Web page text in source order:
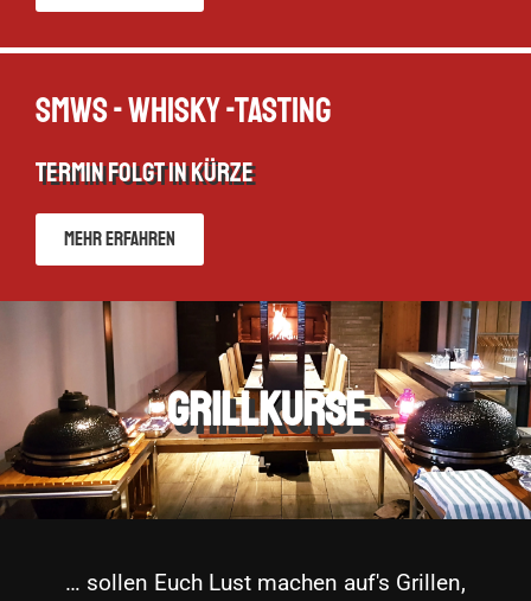
SMWS - Whisky -Tasting
Termin folgt in Kürze
Mehr erfahren
Grillkurse
… sollen Euch Lust machen auf's Grillen,